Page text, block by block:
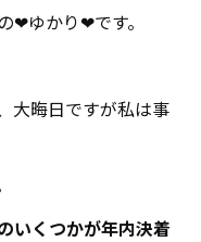
❤ゆかり❤です。
大晦日ですが私は事
いくつかが年内決着